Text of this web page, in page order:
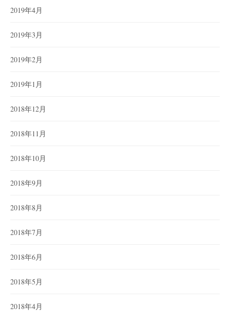
2019年4月
2019年3月
2019年2月
2019年1月
2018年12月
2018年11月
2018年10月
2018年9月
2018年8月
2018年7月
2018年6月
2018年5月
2018年4月